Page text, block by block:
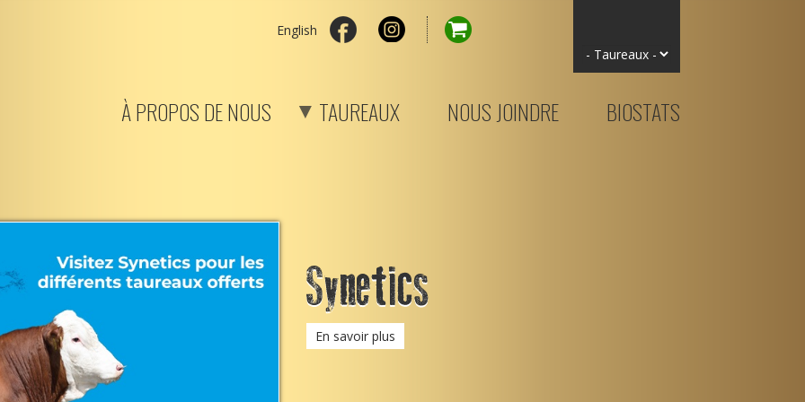
English
À PROPOS DE NOUS TAUREAUX NOUS JOINDRE BIOSTATS
Synetics
En savoir plus